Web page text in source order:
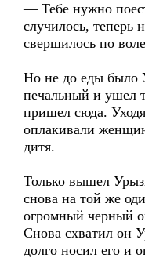
— Тебе нужно
случилось, теперь
свершилось по
Но не до еды было
печальный и ушел
пришел сюда.
оплакивали
дитя.
Только вышел
снова на той же
огромный черный
Снова схватил он
долго носил его и